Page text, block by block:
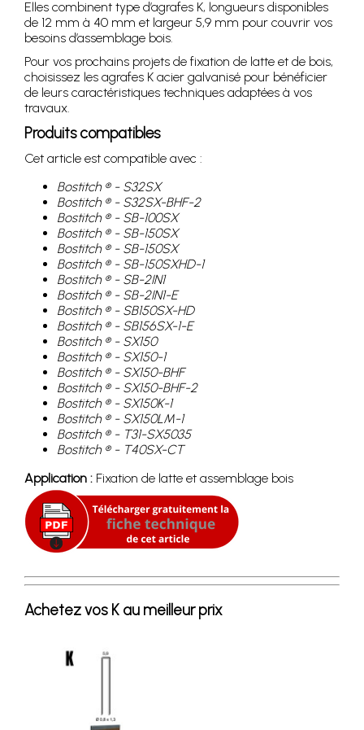
Elles combinent type d’agrafes K, longueurs disponibles
de 12 mm à 40 mm et largeur 5,9 mm pour couvrir vos
besoins d’assemblage bois.
Pour vos prochains projets de fixation de latte et de bois,
choisissez les agrafes K acier galvanisé pour bénéficier
de leurs caractéristiques techniques adaptées à vos
travaux.
Produits compatibles
Cet article est compatible avec :
Bostitch ® - S32SX
Bostitch ® - S32SX-BHF-2
Bostitch ® - SB-100SX
Bostitch ® - SB-150SX
Bostitch ® - SB-150SX
Bostitch ® - SB-150SXHD-1
Bostitch ® - SB-2IN1
Bostitch ® - SB-2IN1-E
Bostitch ® - SB150SX-HD
Bostitch ® - SB156SX-1-E
Bostitch ® - SX150
Bostitch ® - SX150-1
Bostitch ® - SX150-BHF
Bostitch ® - SX150-BHF-2
Bostitch ® - SX150K-1
Bostitch ® - SX150LM-1
Bostitch ® - T31-SX5035
Bostitch ® - T40SX-CT
Application : Fixation de latte et assemblage bois
Achetez vos K au meilleur prix